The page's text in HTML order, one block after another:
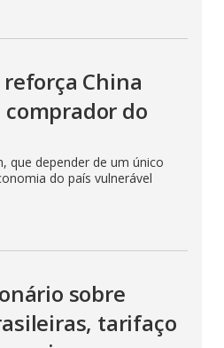
China
do
que depender de um único
do país vulnerável
sobre
tarifaço